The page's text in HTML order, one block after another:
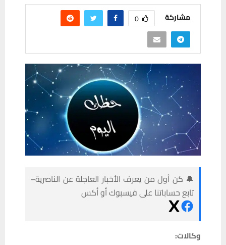
مشاركة 0
🔔 كن أول من يعرف الأخبار العاجلة عن الناصرية–
تابع حساباتنا على فيسبوك أو أكس
وكالات: